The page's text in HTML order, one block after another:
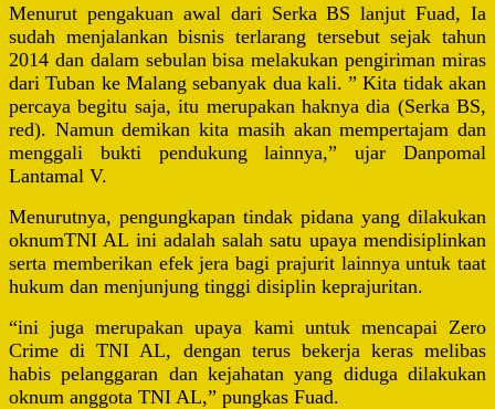
Menurut pengakuan awal dari Serka BS lanjut Fuad, Ia
sudah menjalankan bisnis terlarang tersebut sejak tahun
2014 dan dalam sebulan bisa melakukan pengiriman miras
dari Tuban ke Malang sebanyak dua kali. ” Kita tidak akan
percaya begitu saja, itu merupakan haknya dia (Serka BS,
red). Namun demikan kita masih akan mempertajam dan
menggali bukti pendukung lainnya,” ujar Danpomal
Lantamal V.
Menurutnya, pengungkapan tindak pidana yang dilakukan
oknumTNI AL ini adalah salah satu upaya mendisiplinkan
serta memberikan efek jera bagi prajurit lainnya untuk taat
hukum dan menjunjung tinggi disiplin keprajuritan.
“ini juga merupakan upaya kami untuk mencapai Zero
Crime di TNI AL, dengan terus bekerja keras melibas
habis pelanggaran dan kejahatan yang diduga dilakukan
oknum anggota TNI AL,” pungkas Fuad.